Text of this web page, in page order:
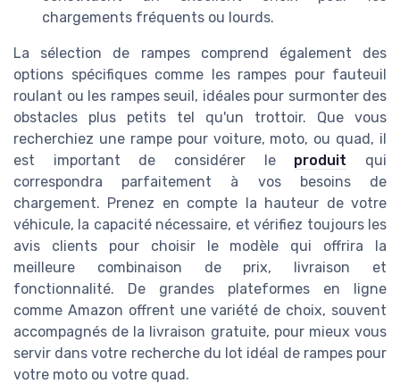
chargements fréquents ou lourds.
La sélection de rampes comprend également des
options spécifiques comme les rampes pour fauteuil
roulant ou les rampes seuil, idéales pour surmonter des
obstacles plus petits tel qu'un trottoir. Que vous
recherchiez une rampe pour voiture, moto, ou quad, il
est important de considérer le produit qui
correspondra parfaitement à vos besoins de
chargement. Prenez en compte la hauteur de votre
véhicule, la capacité nécessaire, et vérifiez toujours les
avis clients pour choisir le modèle qui offrira la
meilleure combinaison de prix, livraison et
fonctionnalité. De grandes plateformes en ligne
comme Amazon offrent une variété de choix, souvent
accompagnés de la livraison gratuite, pour mieux vous
servir dans votre recherche du lot idéal de rampes pour
votre moto ou votre quad.